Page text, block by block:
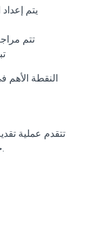
يتم
تتم
النقطة الأهم
تتقدم عملية
خطوات معينة، ويجب إدارة كل مرحلة بعناية.